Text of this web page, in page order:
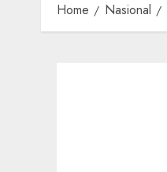
Home Nasional